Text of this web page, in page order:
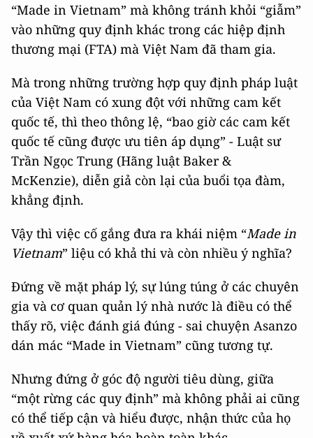
“Made in Vietnam” mà không tránh khỏi “giẫm”
vào những quy định khác trong các hiệp định
thương mại (FTA) mà Việt Nam đã tham gia.
Mà trong những trường hợp quy định pháp luật
của Việt Nam có xung đột với những cam kết
quốc tế, thì theo thông lệ, “bao giờ các cam kết
quốc tế cũng được ưu tiên áp dụng” - Luật sư
Trần Ngọc Trung (Hãng luật Baker &
McKenzie), diễn giả còn lại của buổi tọa đàm,
khẳng định.
Vậy thì việc cố gắng đưa ra khái niệm “Made in
Vietnam” liệu có khả thi và còn nhiều ý nghĩa?
Đứng về mặt pháp lý, sự lúng túng ở các chuyên
gia và cơ quan quản lý nhà nước là điều có thể
thấy rõ, việc đánh giá đúng - sai chuyện Asanzo
dán mác “Made in Vietnam” cũng tương tự.
Nhưng đứng ở góc độ người tiêu dùng, giữa
“một rừng các quy định” mà không phải ai cũng
có thể tiếp cận và hiểu được, nhận thức của họ